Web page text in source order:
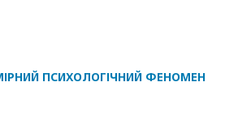
ПСИХОЛОГІЧНИЙ ФЕНОМЕН